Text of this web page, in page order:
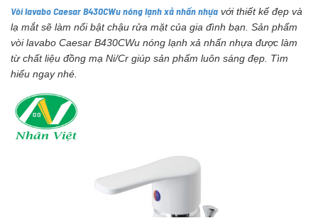
Vòi lavabo Caesar B430CWu nóng lạnh xả nhấn nhựa với thiết kế đẹp và
lạ mắt sẽ làm nổi bật chậu rửa mặt của gia đình bạn. Sản phẩm
vòi lavabo Caesar B430CWu nóng lạnh xả nhấn nhựa được làm
từ chất liệu đồng mạ Ni/Cr giúp sản phẩm luôn sáng đẹp. Tìm
hiểu ngay nhé.